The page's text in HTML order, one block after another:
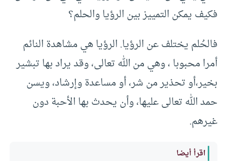
فكيف يمكن التمييز بين الرؤيا والحلم؟
فالحُلم يختلف عن الرؤيا. الرؤيا هي مشاهدة النائم
أمرا محبوبا ، وهي من الله تعالى، وقد يراد بها تبشير
بخير،أو تحذير من شر، أو مساعدة وإرشاد، ويسن
حمد الله تعالى عليها، وأن يحدث بها الأحبة دون
غيرهم.
اقرأ أيضا